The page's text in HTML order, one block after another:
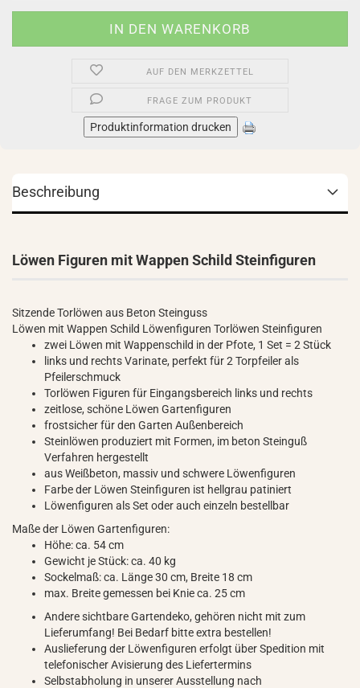
AUF DEN MERKZETTEL
FRAGE ZUM PRODUKT
Produktinformation drucken
Beschreibung
Löwen Figuren mit Wappen Schild Steinfiguren
Sitzende Torlöwen aus Beton Steinguss
Löwen mit Wappen Schild Löwenfiguren Torlöwen Steinfiguren
zwei Löwen mit Wappenschild in der Pfote, 1 Set = 2 Stück
links und rechts Varinate, perfekt für 2 Torpfeiler als
Pfeilerschmuck
Torlöwen Figuren für Eingangsbereich links und rechts
zeitlose, schöne Löwen Gartenfiguren
frostsicher für den Garten Außenbereich
Steinlöwen produziert mit Formen, im beton Steinguß
Verfahren hergestellt
aus Weißbeton, massiv und schwere Löwenfiguren
Farbe der Löwen Steinfiguren ist hellgrau patiniert
Löwenfiguren als Set oder auch einzeln bestellbar
Maße der Löwen Gartenfiguren:
Höhe: ca. 54 cm
Gewicht je Stück: ca. 40 kg
Sockelmaß: ca. Länge 30 cm, Breite 18 cm
max. Breite gemessen bei Knie ca. 25 cm
Andere sichtbare Gartendeko, gehören nicht mit zum
Lieferumfang! Bei Bedarf bitte extra bestellen!
Auslieferung der Löwenfiguren erfolgt über Spedition mit
telefonischer Avisierung des Liefertermins
Selbstabholung in unserer Ausstellung nach